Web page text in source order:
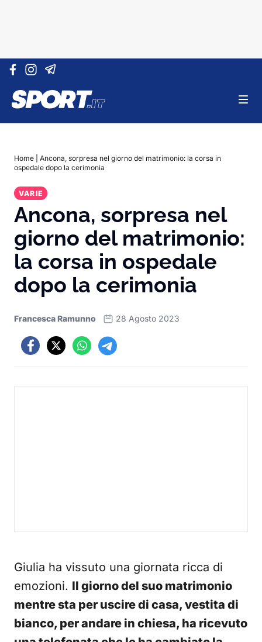
Vai al contenuto
Home
Ancona, sorpresa nel giorno del matrimonio: la corsa in
ospedale dopo la cerimonia
VARIE
Ancona, sorpresa nel
giorno del matrimonio:
la corsa in ospedale
dopo la cerimonia
Francesca Ramunno 28 Agosto 2023
Giulia ha vissuto una giornata ricca di
emozioni. Il giorno del suo matrimonio
mentre sta per uscire di casa, vestita di
bianco, per andare in chiesa, ha ricevuto